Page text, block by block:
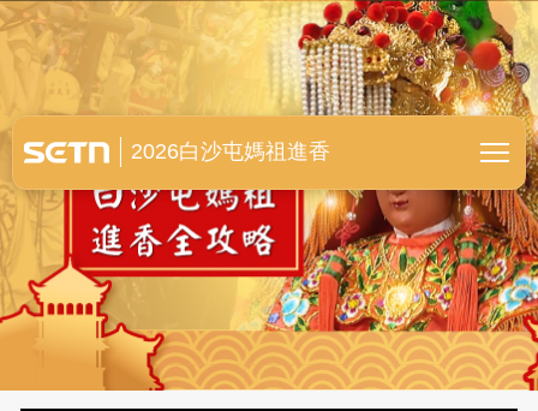
白沙屯媽祖進香全紀錄
2026白沙屯媽祖進香